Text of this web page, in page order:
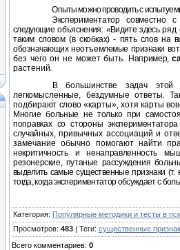
Опыты можно проводить с
Экспериментатор
следующие объяснения: «Видите здесьряд
таким словом (в скобках) ‑ пять слов
обозначающих неотъемлемые признаки вот
без чего он не может быть. Например,
растений.
В большинстве задач этой
легкомысленные, бездумные ответы.
подбирают слово «карты», хотя карты
Многие больные не только при
поправках со стороны
случайных, привычных ассоциаций и
замечание обычно помогают найти
некритичность и ненаправленность
резонерские, путаные рассуждения боль
выделить самыесущественные признаки (т.
тогда, когда экспериментатор обсуждает с
Категория: Популярные методики и тесты в
Просмотров: 483 | Теги: существенные
Всего комментариев: 0